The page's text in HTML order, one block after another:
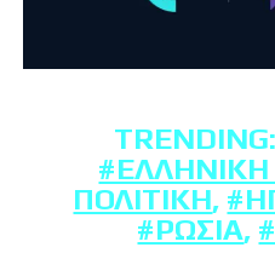
TRENDING:
ΠΟΛΙΤΙΚΉ,
#ΡΩΣΊΑ,